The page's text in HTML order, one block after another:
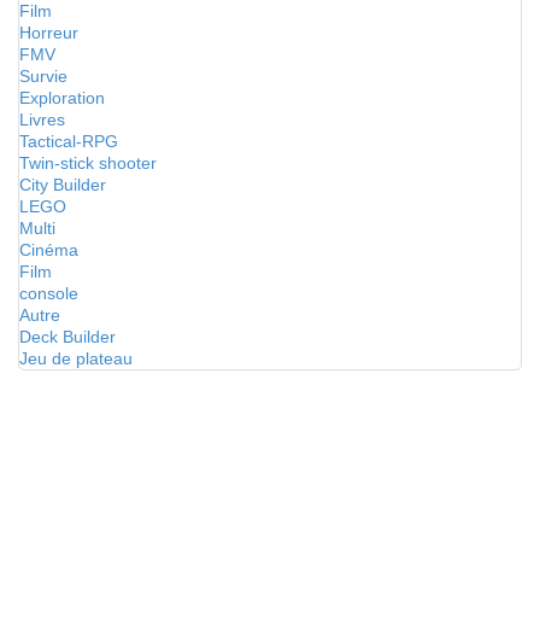
Film
Horreur
FMV
Survie
Exploration
Livres
Tactical-RPG
Twin-stick shooter
City Builder
LEGO
Multi
Cinéma
Film
console
Autre
Deck Builder
Jeu de plateau